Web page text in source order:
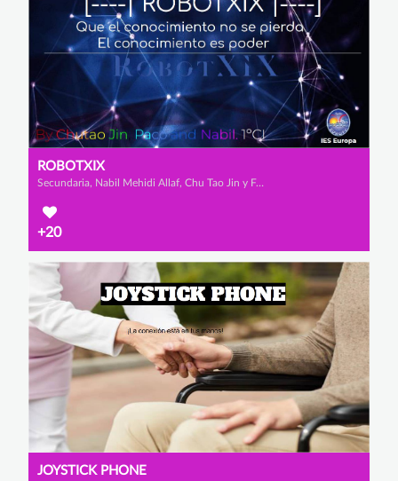
ROBOTXIX
Secundaria, Nabil Mehidi Allaf, Chu Tao Jin y Francisco Castro Martínez
+20
JOYSTICK PHONE